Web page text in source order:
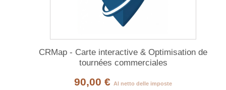
CRMap - Carte interactive & Optimisation de
tournées commerciales
90,00 € Al netto delle imposte